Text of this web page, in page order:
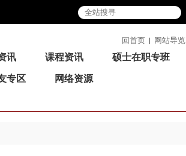
回首页 | 网站导览
讯 课程资讯
硕士在职专班
专区
网络资源